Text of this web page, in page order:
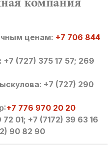
ценам: +7 706 844
(727) 375 17 57; 269
+7 (727) 290
+7 776 970 20 20
01; +7 (7172) 39 63 16
90 82 90